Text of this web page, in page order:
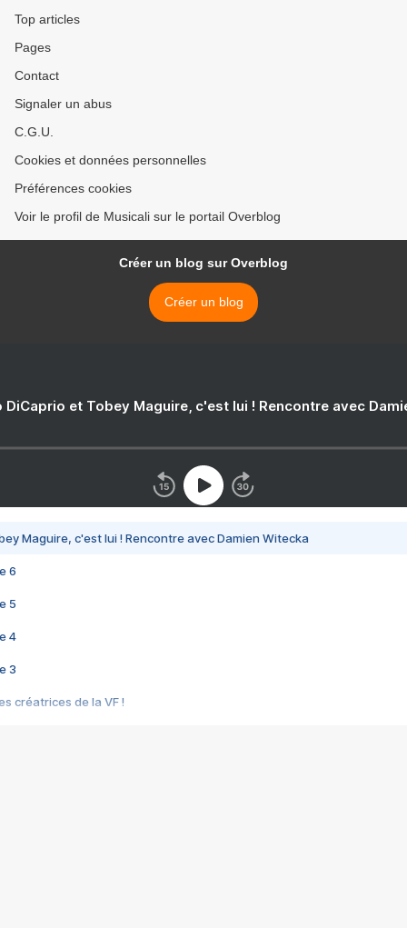
Top articles
Pages
Contact
Signaler un abus
C.G.U.
Cookies et données personnelles
Préférences cookies
Voir le profil de Musicali sur le portail Overblog
Créer un blog sur Overblog
Créer un blog
DiCaprio et Tobey Maguire, c'est lui ! Rencontre avec
Maguire, c'est lui ! Rencontre avec Damien Witecka
6
5
4
3
créatrices de la VF !